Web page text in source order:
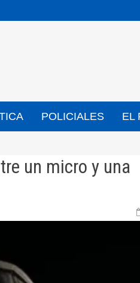
POLICIALES EL
un micro y una